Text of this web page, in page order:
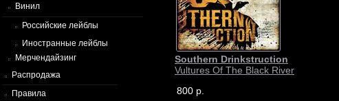
Винил
Российские лейблы
Иностранные лейблы
Мерчендайзинг
Распродажа
Правила
Southern Drinkstruction
Vultures Of The Black River
800 р.